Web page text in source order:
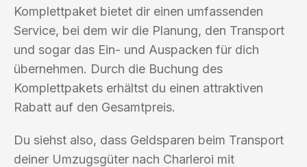
Komplettpaket bietet dir einen umfassenden
Service, bei dem wir die Planung, den Transport
und sogar das Ein- und Auspacken für dich
übernehmen. Durch die Buchung des
Komplettpakets erhältst du einen attraktiven
Rabatt auf den Gesamtpreis.
Du siehst also, dass Geldsparen beim Transport
deiner Umzugsgüter nach Charleroi mit